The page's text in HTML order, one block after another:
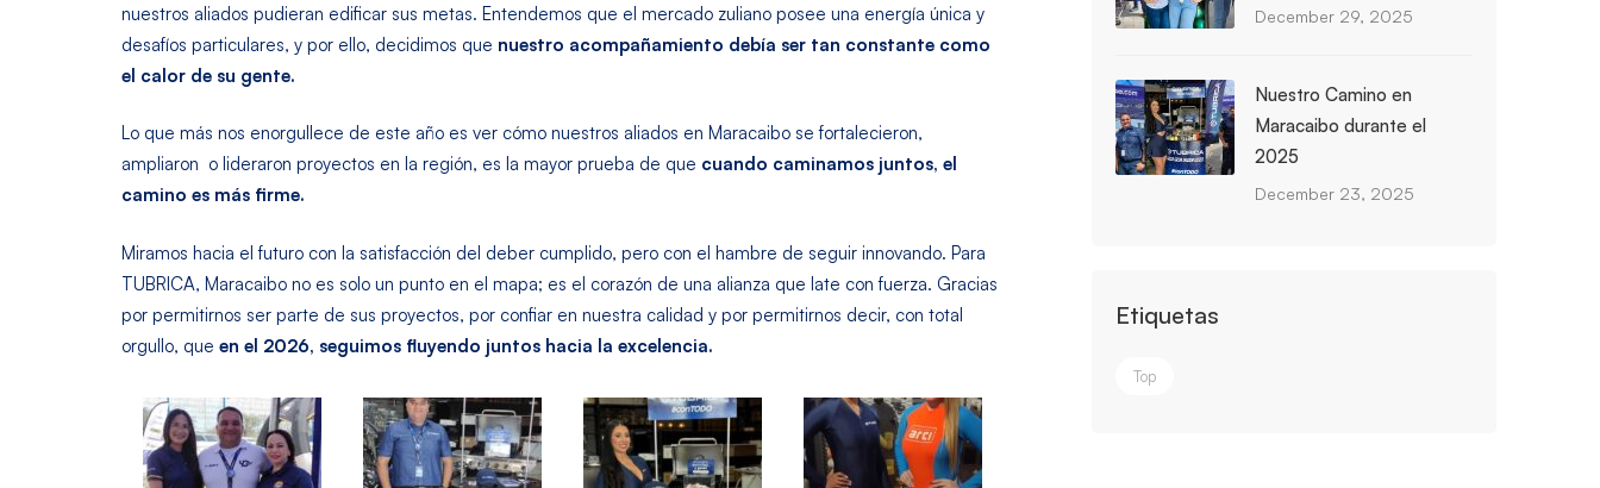
nuestros aliados pudieran edificar sus metas. Entendemos que el mercado zuliano posee una energía única y
desafíos particulares, y por ello, decidimos que nuestro acompañamiento debía ser tan constante como
el calor de su gente.
Lo que más nos enorgullece de este año es ver cómo nuestros aliados en Maracaibo se fortalecieron,
ampliaron o lideraron proyectos en la región, es la mayor prueba de que cuando caminamos juntos, el
camino es más firme.
Miramos hacia el futuro con la satisfacción del deber cumplido, pero con el hambre de seguir innovando. Para
TUBRICA, Maracaibo no es solo un punto en el mapa; es el corazón de una alianza que late con fuerza. Gracias
por permitirnos ser parte de sus proyectos, por confiar en nuestra calidad y por permitirnos decir, con total
orgullo, que en el 2026, seguimos fluyendo juntos hacia la excelencia.
December 29, 2025
Nuestro Camino en
Maracaibo durante el
2025
December 23, 2025
Etiquetas
Top